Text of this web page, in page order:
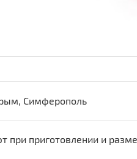
Симферополь
при приготовлении и